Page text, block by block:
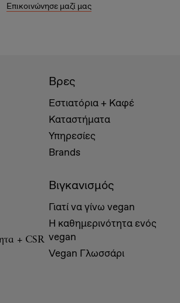
Επικοινώνησε μαζί μας
Βρες
Εστιατόρια + Καφέ
Καταστήματα
Υπηρεσίες
Brands
+ CSR
Βιγκανισμός
Γιατί να γίνω vegan
Η καθημερινότητα ενός
vegan
Vegan Γλωσσάρι